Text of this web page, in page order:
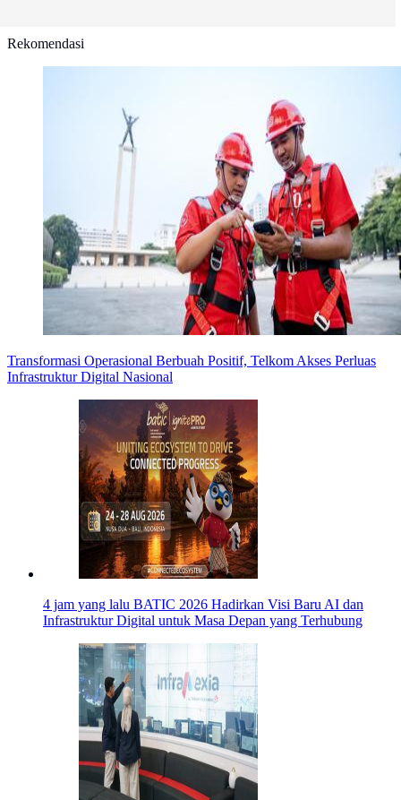
Rekomendasi
Transformasi Operasional Berbuah Positif, Telkom Akses Perluas
Infrastruktur Digital Nasional
4 jam yang lalu BATIC 2026 Hadirkan Visi Baru AI dan
Infrastruktur Digital untuk Masa Depan yang Terhubung